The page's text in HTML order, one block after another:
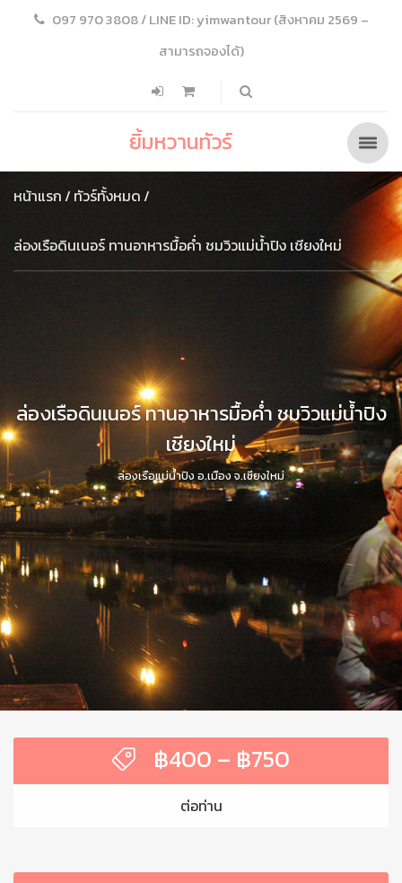
097 970 3808 / LINE ID: yimwantour (สิงหาคม 2569 –
สามารถจองได้)
ยิ้มหวานทัวร์
หน้าแรก ทัวร์ทั้งหมด
ล่องเรือดินเนอร์ ทานอาหารมื้อค่ำ ชมวิวแม่น้ำปิง เชียงใหม่
ล่องเรือดินเนอร์ ทานอาหารมื้อค่ำ ชมวิวแม่น้ำปิง
เชียงใหม่
ล่องเรือแม่น้ำปิง อ.เมือง จ.เชียงใหม่
฿400 – ฿750
ต่อท่าน